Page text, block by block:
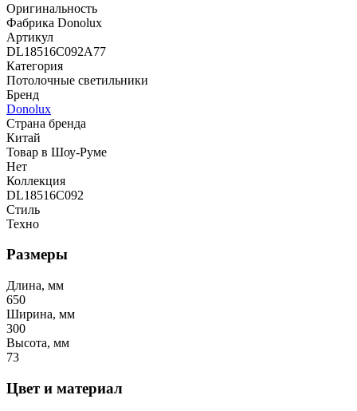
Оригинальность
Фабрика Donolux
Артикул
DL18516C092A77
Категория
Потолочные светильники
Бренд
Donolux
Страна бренда
Китай
Товар в Шоу-Руме
Нет
Коллекция
DL18516C092
Стиль
Техно
Размеры
Длина, мм
650
Ширина, мм
300
Высота, мм
73
Цвет и материал